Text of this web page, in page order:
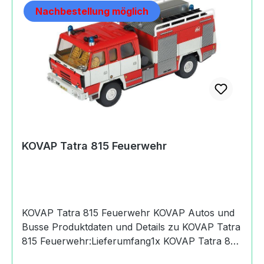
Nachbestellung möglich
KOVAP Tatra 815 Feuerwehr
KOVAP Tatra 815 Feuerwehr KOVAP Autos und
Busse Produktdaten und Details zu KOVAP Tatra
815 Feuerwehr:Lieferumfang1x KOVAP Tatra 815